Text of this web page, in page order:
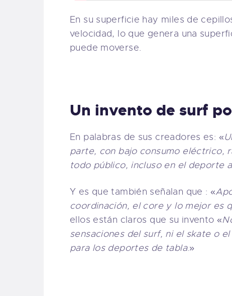
En su superficie hay miles de
velocidad, lo que genera una
puede moverse.
Un invento de surf
En palabras de sus creadores es: «
parte, con bajo consumo eléctrico,
todo público, incluso en el deporte
Y es que también señalan que : «
coordinación, el core y lo mejor es
ellos están claros que su invento «
sensaciones del surf, ni el skate o
para los deportes de tabla.»